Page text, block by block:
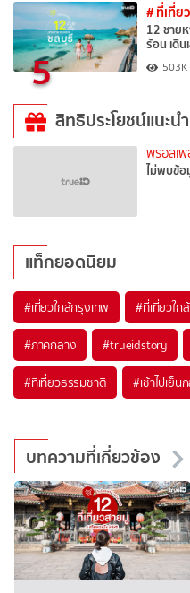
5
# ที่เที่ย
12 ชาย
ร้อน เดิ
503K
สิทธิประโยชน์แนะนำ
พรอสเ
ไม่พบข้อ
แท็กยอดนิยม
#เที่ยวใกล้กรุงเทพ #ที่เที่ยวใก
#ภาคกลาง #trueidstory
#ที่เที่ยวธรรมชาติ #เช้าไปเย็น
บทความที่เกี่ยวข้อง